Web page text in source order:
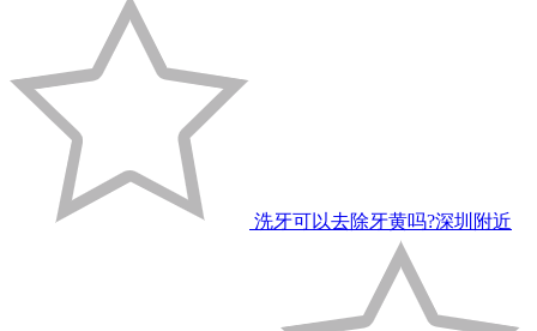
洗牙可以去除牙黄吗?深圳附近